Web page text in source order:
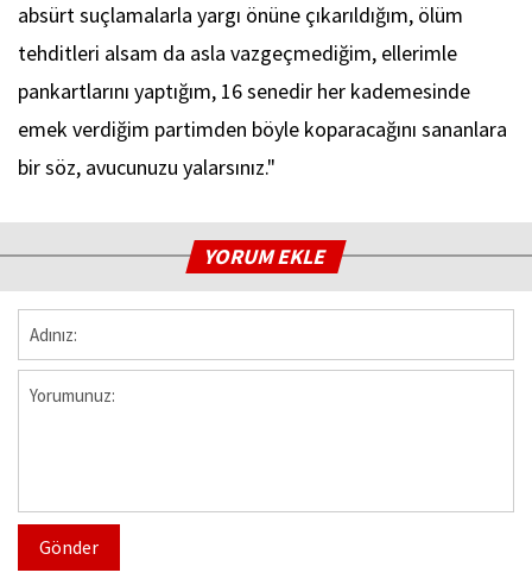
absürt suçlamalarla yargı önüne çıkarıldığım, ölüm
tehditleri alsam da asla vazgeçmediğim, ellerimle
pankartlarını yaptığım, 16 senedir her kademesinde
emek verdiğim partimden böyle koparacağını sananlara
bir söz, avucunuzu yalarsınız."
YORUM EKLE
Gönder